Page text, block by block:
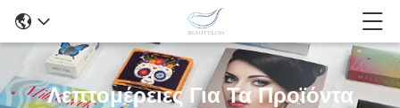
Λεπτομέρειες Για Τα Προϊόντα